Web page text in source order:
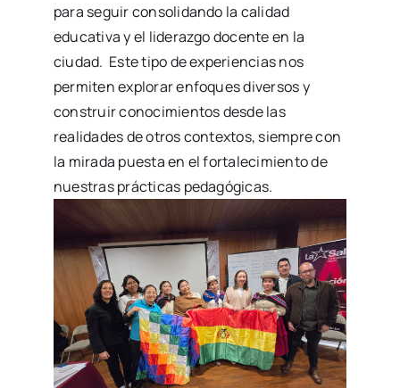
para seguir consolidando la calidad
educativa y el liderazgo docente en la
ciudad. Este tipo de experiencias nos
permiten explorar enfoques diversos y
construir conocimientos desde las
realidades de otros contextos, siempre con
la mirada puesta en el fortalecimiento de
nuestras prácticas pedagógicas.